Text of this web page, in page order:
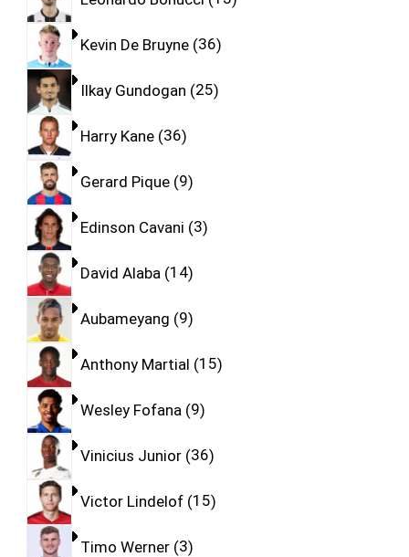
Kevin De Bruyne 36
Ilkay Gundogan 25
Harry Kane 36
Gerard Pique 9
Edinson Cavani 3
David Alaba 14
Aubameyang 9
Anthony Martial 15
Wesley Fofana 9
Vinicius Junior 36
Victor Lindelof 15
Timo Werner 3